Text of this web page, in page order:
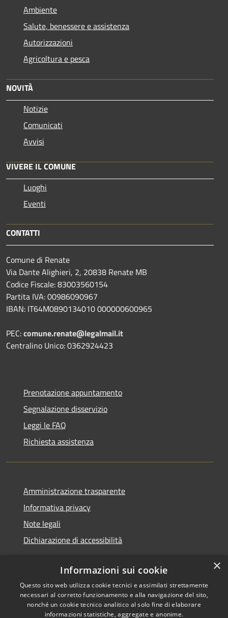
Ambiente
Salute, benessere e assistenza
Autorizzazioni
Agricoltura e pesca
NOVITÀ
Notizie
Comunicati
Avvisi
VIVERE IL COMUNE
Luoghi
Eventi
CONTATTI
Comune di Renate
Via Dante Alighieri, 2, 20838 Renate MB
Codice Fiscale: 83003560154
Partita IVA: 00986090967
IBAN: IT64M0890134010 000000600965
PEC:comune.renate@legalmail.it
Centralino Unico: 0362924423
Prenotazione appuntamento
Segnalazione disservizio
Leggi le FAQ
Richiesta assistenza
Amministrazione trasparente
Informativa privacy
Note legali
Dichiarazione di accessibilità
RSS
Accessibilità
Copyright © 2026 • Comune di
Renate • Powered by
×
Informazioni sui cookie
Questo sito web utilizza cookie tecnici e assimilati strettamente
necessari al corretto funzionamento e alla navigazione del sito,
nonché un cookie tecnico analitico al solo fine di elaborare
informazioni statistiche, aggregate e anonime.